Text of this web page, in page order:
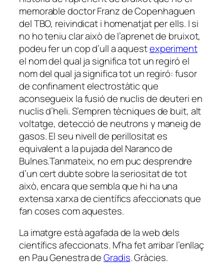
memorable doctor Franz de Copenhaguen
del TBO, reivindicat i homenatjat per ells. I si
no ho teniu clar això de l’aprenet de bruixot,
podeu fer un cop d’ull a aquestexperiment
el nom del qual ja significa tot un regiró el
nom del qual ja significa tot un regiró:fusor
de confinament electrostàtic que
aconsegueix la fusió de nuclis de deuteri en
nuclis d’heli. S’empren tècniques de buit, alt
voltatge, detecció de neutrons y maneig de
gasos. El seu nivell de perillositat es
equivalent a la pujada del Naranco de
Bulnes.Tanmateix, no em puc desprendre
d’un cert dubte sobre la seriositat de tot
això, encara que sembla que hi ha una
extensa xarxa de científics afeccionats que
fan coses com aquestes.
La imatgre està agafada de la web dels
científics afeccionats. M’ha fet arribar l’enllaç
en Pau Genestra deGradis. Gràcies.